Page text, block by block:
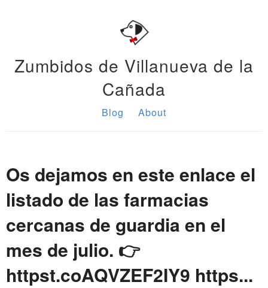
Zumbidos de Villanueva de la
Cañada
Blog About
Os dejamos en este enlace el
listado de las farmacias
cercanas de guardia en el
mes de julio. 👉
httpst.coAQVZEF2IY9 https...